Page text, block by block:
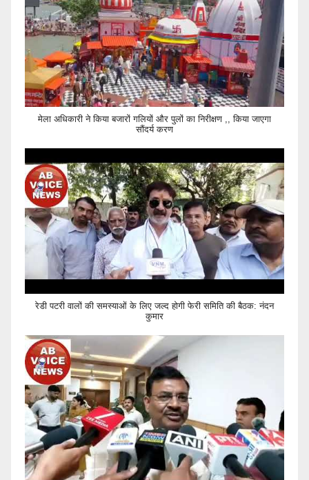
मेला अधिकारी ने किया बजारों गलियों और पुलों का निरीक्षण ,, किया जाएगा
सौंदर्य करण
रेडी पटरी वालों की समस्याओं के लिए जल्द होगी फेरी समिति की बैठक: नंदन
कुमार